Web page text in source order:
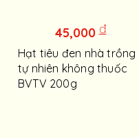
45,000 đ
Hạt tiêu đen nhà trồng
tự nhiên không thuốc
BVTV 200g